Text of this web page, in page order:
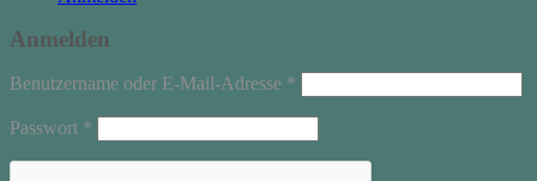
Anmelden
Benutzername oder E-Mail-Adresse *
Passwort *